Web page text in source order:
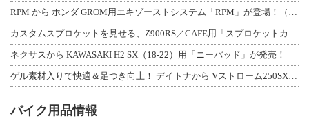
RPM から ホンダ GROM用エキゾーストシステム「RPM」が登場！（動画あり
カスタムスプロケットを見せる、Z900RS／CAFE用「スプロケットカバーフルキ
ネクサスから KAWASAKI H2 SX（18-22）用「ニーパッド」が発売！
ゲル素材入りで快適＆足つき向上！ デイトナから Vストローム250SX用「快適ロ
バイク用品情報